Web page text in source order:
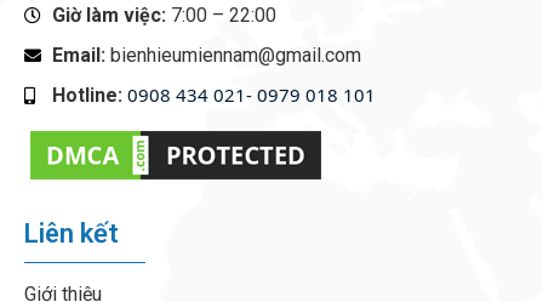
Giờ làm việc: 7:00 – 22:00
Email: bienhieumiennam@gmail.com
Hotline: 0908 434 021- 0979 018 101
Liên kết
Giới thiệu